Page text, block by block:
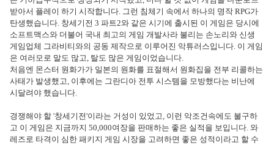
받아서 플레이 하기 시작합니다. 그런 침체기 속에서 하나의 명작 RPG가
탄생했습니다. 창세기전 3 파트2와 같은 시기에 출시된 이 게임은 당시에
소프트맥스와 더불어 국내 최고의 게임 개발사라 불리는 손노리와 신생
게임업체 그라비티와의 공동 제작으로 이루어진 악튜러스입니다. 이 게임
은 여러모로 말도 많고, 탈도 많은 게임이었습니다.
처음엔 몬스터 원화가가 일본의 원화를 표절해서 원화집을 전부 리콜하는
사태가 발생했고, 이후에는 그란디아 전투 시스템을 모방했다는 비난에
시달려야 했습니다.
경쟁해야 할 '창세기전'이라는 거성이 있었고, 이런 악조건속에도 불구하
고 이 게임은 지금까지 50,000여장을 판매하는 좋은 실적을 보입니다. 와
레즈로 타격이 심한 패키지 게임 시장을 고려하면 좋은 성적이라고 할 수